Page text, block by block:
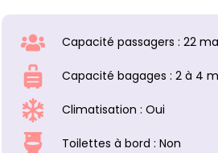
Capacité passagers : 22
Capacité bagages : 2 à 4
Climatisation : Oui
Toilettes à bord : Non